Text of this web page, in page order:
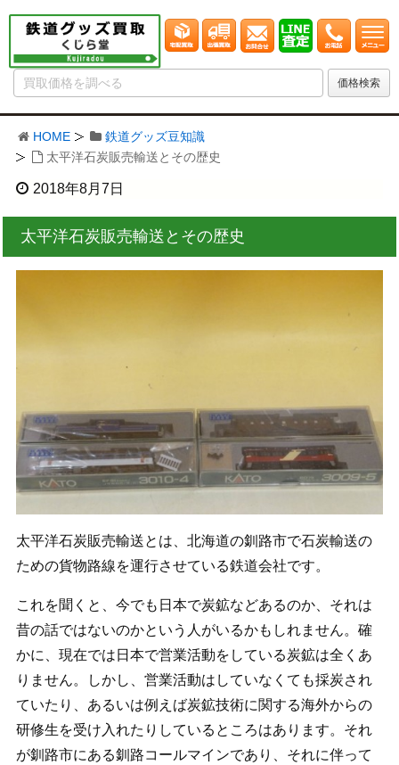
HOME
鉄道グッズ豆知識
太平洋石炭販売輸送とその歴史
2018年8月7日
太平洋石炭販売輸送とその歴史
太平洋石炭販売輸送とは、北海道の釧路市で石炭輸送の
ための貨物路線を運行させている鉄道会社です。
これを聞くと、今でも日本で炭鉱などあるのか、それは
昔の話ではないのかという人がいるかもしれません。確
かに、現在では日本で営業活動をしている炭鉱は全くあ
りません。しかし、営業活動はしていなくても採炭され
ていたり、あるいは例えば炭鉱技術に関する海外からの
研修生を受け入れたりしているところはあります。それ
が釧路市にある釧路コールマインであり、それに伴って